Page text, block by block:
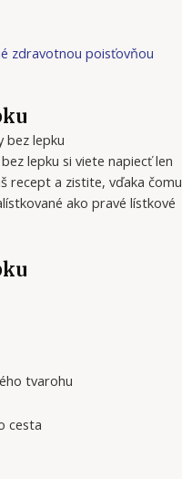
zdravotnou poisťovňou
lepku si viete napiecť len
recept a zistite, vďaka čomu
ako pravé lístkové
tvarohu
cesta